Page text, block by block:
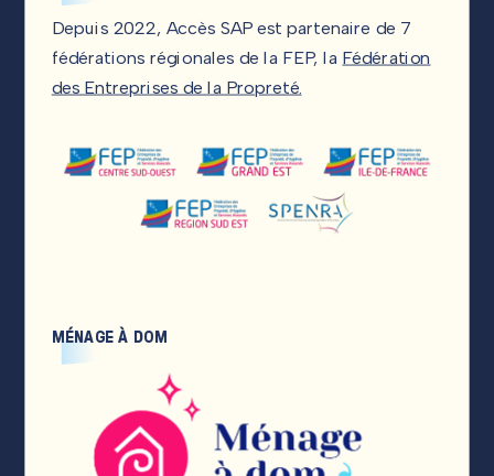
Depuis 2022, Accès SAP est partenaire de 7
fédérations régionales de la FEP, la Fédération
des Entreprises de la Propreté.
MÉNAGE À DOM